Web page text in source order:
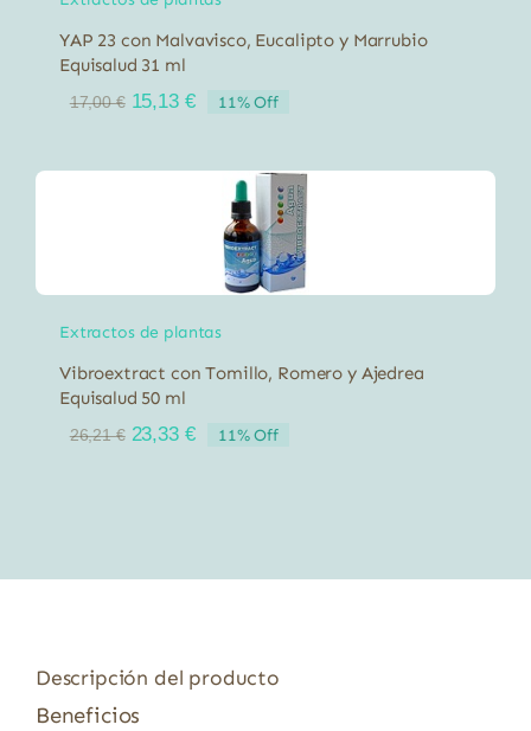
YAP 23 con Malvavisco, Eucalipto y Marrubio
Equisalud 31 ml
17,00€ El
era:
15,13 €El
es:
15,13 €.
11% Off
Extractos de plantas
Vibroextract con Tomillo, Romero y Ajedrea
Equisalud 50 ml
26,21€ El
23,33 €El
11% Off
Descripción del producto
Beneficios